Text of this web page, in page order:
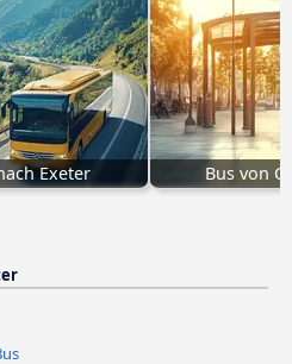
Exeter Bus von